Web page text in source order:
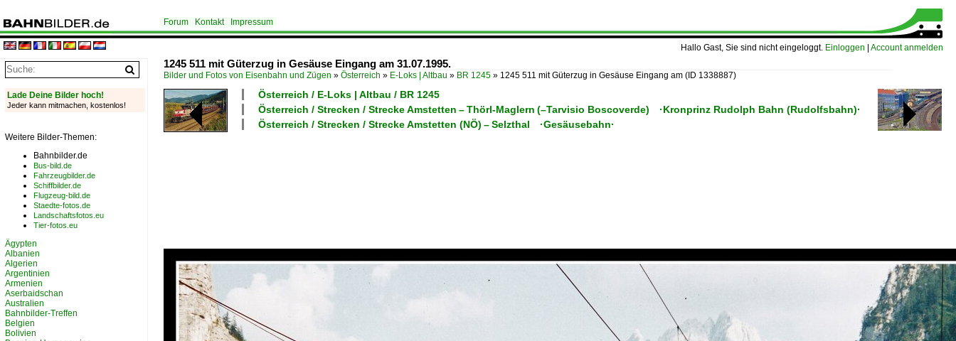
Hallo Gast, Sie sind nicht eingeloggt. Einloggen Account anmelden
Forum Kontakt Impressum
1245 511 mit Güterzug in Gesäuse Eingang am 31.07.1995.
Bilder und Fotos von Eisenbahn und Zügen » Österreich » E-Loks | Altbau » BR 1245 » 1245 511 mit Güterzug in Gesäuse Eingang am (ID 1338887)
Österreich / E-Loks | Altbau / BR 1245
Österreich / Strecken / Strecke Amstetten – Thörl-Maglern (–Tarvisio Boscoverde) ·Kronprinz Rudolph Bahn (Rudolfsbahn)·
Österreich / Strecken / Strecke Amstetten (NÖ) – Selzthal ·Gesäusebahn·
Lade Deine Bilder hoch!
Jeder kann mitmachen, kostenlos!
Weitere Bilder-Themen:
Bahnbilder.de
Bus-bild.de
Fahrzeugbilder.de
Schiffbilder.de
Flugzeug-bild.de
Staedte-fotos.de
Landschaftsfotos.eu
Tier-fotos.eu
Ägypten
Albanien
Algerien
Argentinien
Armenien
Aserbaidschan
Australien
Bahnbilder-Treffen
Belgien
Bolivien